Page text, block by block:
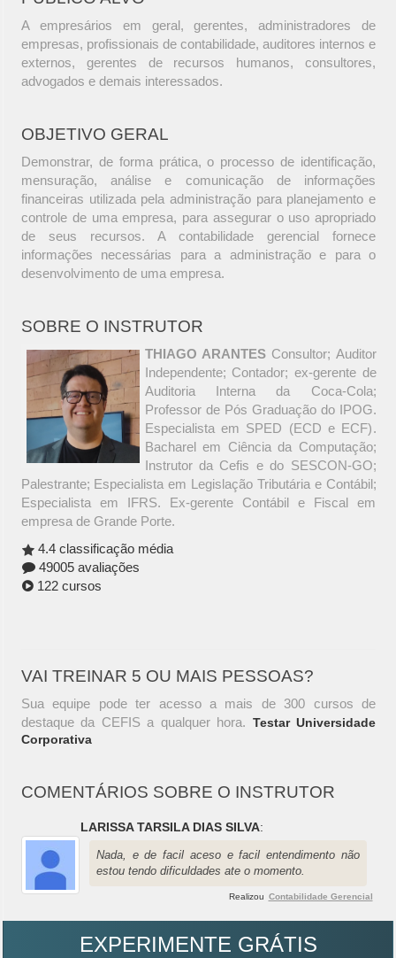
A empresários em geral, gerentes, administradores de
empresas, profissionais de contabilidade, auditores internos e
externos, gerentes de recursos humanos, consultores,
advogados e demais interessados.
OBJETIVO GERAL
Demonstrar, de forma prática, o processo de identificação,
mensuração, análise e comunicação de informações
financeiras utilizada pela administração para planejamento e
controle de uma empresa, para assegurar o uso apropriado
de seus recursos. A contabilidade gerencial fornece
informações necessárias para a administração e para o
desenvolvimento de uma empresa.
SOBRE O INSTRUTOR
THIAGO ARANTESConsultor; Auditor
Independente; Contador; ex-gerente de
Auditoria Interna da Coca-Cola;
Professor de Pós Graduação do IPOG.
Especialista em SPED (ECD e ECF).
Bacharel em Ciência da Computação;
Instrutor da Cefis e do SESCON-GO;
Palestrante; Especialista em Legislação Tributária e Contábil;
Especialista em IFRS. Ex-gerente Contábil e Fiscal em
empresa de Grande Porte.
4.4 classificação média
49005 avaliações
122 cursos
VAI TREINAR 5 OU MAIS PESSOAS?
Sua equipe pode ter acesso a mais de 300 cursos de
destaque da CEFIS a qualquer hora. Testar Universidade
Corporativa
COMENTÁRIOS SOBRE O INSTRUTOR
LARISSA TARSILA DIAS SILVA:
Nada, e de facil aceso e facil entendimento não
estou tendo dificuldades ate o momento.
Realizou Contabilidade Gerencial
EXPERIMENTE GRÁTIS